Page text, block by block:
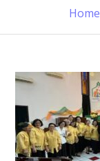
Home